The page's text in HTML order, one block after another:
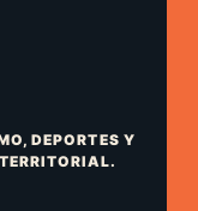
DEPORTES Y